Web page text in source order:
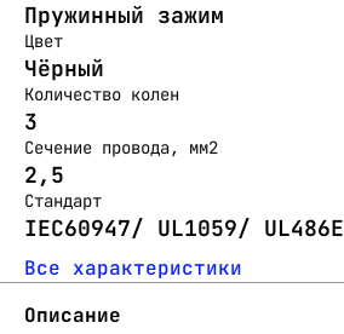
Пружинный зажим
Цвет
Чёрный
Количество колен
3
Сечение провода, мм2
2,5
Стандарт
IEC60947/ UL1059/ UL486E
Все характеристики
Описание